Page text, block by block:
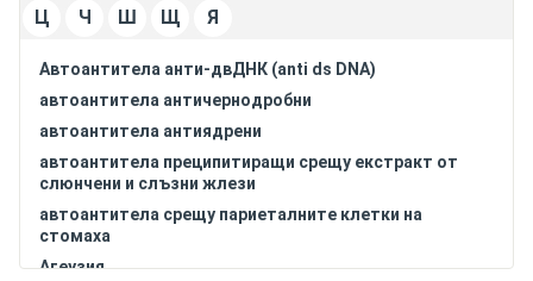
Ц
Ч Ш Щ Я
Автоантитела анти-двДНК (anti ds DNA)
автоантитела античернодробни
автоантитела антиядрени
автоантитела преципитиращи срещу екстракт от
слюнчени и слъзни жлези
автоантитела срещу париеталните клетки на
стомаха
Агеузия